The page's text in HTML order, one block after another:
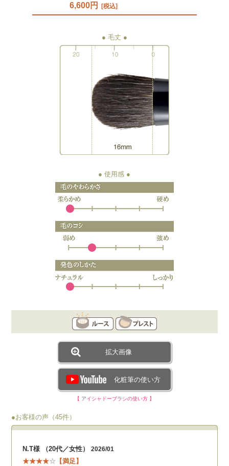
6,600円 [税込]
● 毛丈
● 使用感
拡大画像
化粧筆の使い方
【 アイシャドーブラシの使い方 】
●お客様の声（45件）
N.T様 （20代／女性）2026/01
★★★★☆ 【満足】